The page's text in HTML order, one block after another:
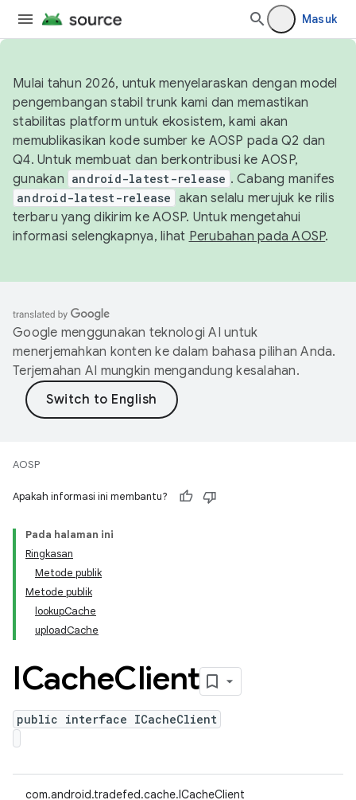
Masuk
Mulai tahun 2026, untuk menyelaraskan dengan model
pengembangan stabil trunk kami dan memastikan
stabilitas platform untuk ekosistem, kami akan
memublikasikan kode sumber ke AOSP pada Q2 dan
Q4. Untuk membuat dan berkontribusi ke AOSP,
gunakan android-latest-release . Cabang manifes
android-latest-release akan selalu merujuk ke rilis
terbaru yang dikirim ke AOSP. Untuk mengetahui
informasi selengkapnya, lihat Perubahan pada AOSP.
Google menggunakan teknologi AI untuk
menerjemahkan konten ke dalam bahasa pilihan Anda.
Terjemahan AI mungkin mengandung kesalahan.
AOSP
Apakah informasi ini membantu?
Pada halaman ini
Ringkasan
Metode publik
Metode publik
lookupCache
uploadCache
ICacheClient
public interface ICacheClient
com.android.tradefed.cache.ICacheClient